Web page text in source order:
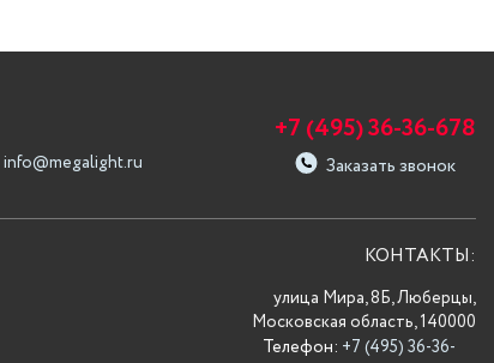
info@megalight.ru
+7 (495) 36-36-678
Заказать звонок
КОНТАКТЫ:
улица Мира, 8Б, Люберцы,
Московская область, 140000
Телефон: +7 (495) 36-36-